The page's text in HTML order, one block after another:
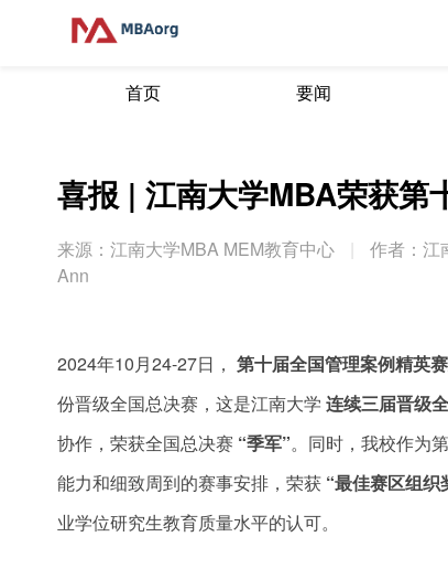
首页 要闻
喜报 | 江南大学MBA荣获第
来源：江南大学MBA MEM教育中心 作者：江
Ann
2024年10月24-27日， 第十届全国管理案例精英
份晋级全国总决赛，这是江南大学 连续三届晋级
协作，荣获全国总决赛 “季军”。同时，我校作为
能力和细致周到的赛事安排，荣获 “最佳赛区组织
业学位研究生教育质量水平的认可。